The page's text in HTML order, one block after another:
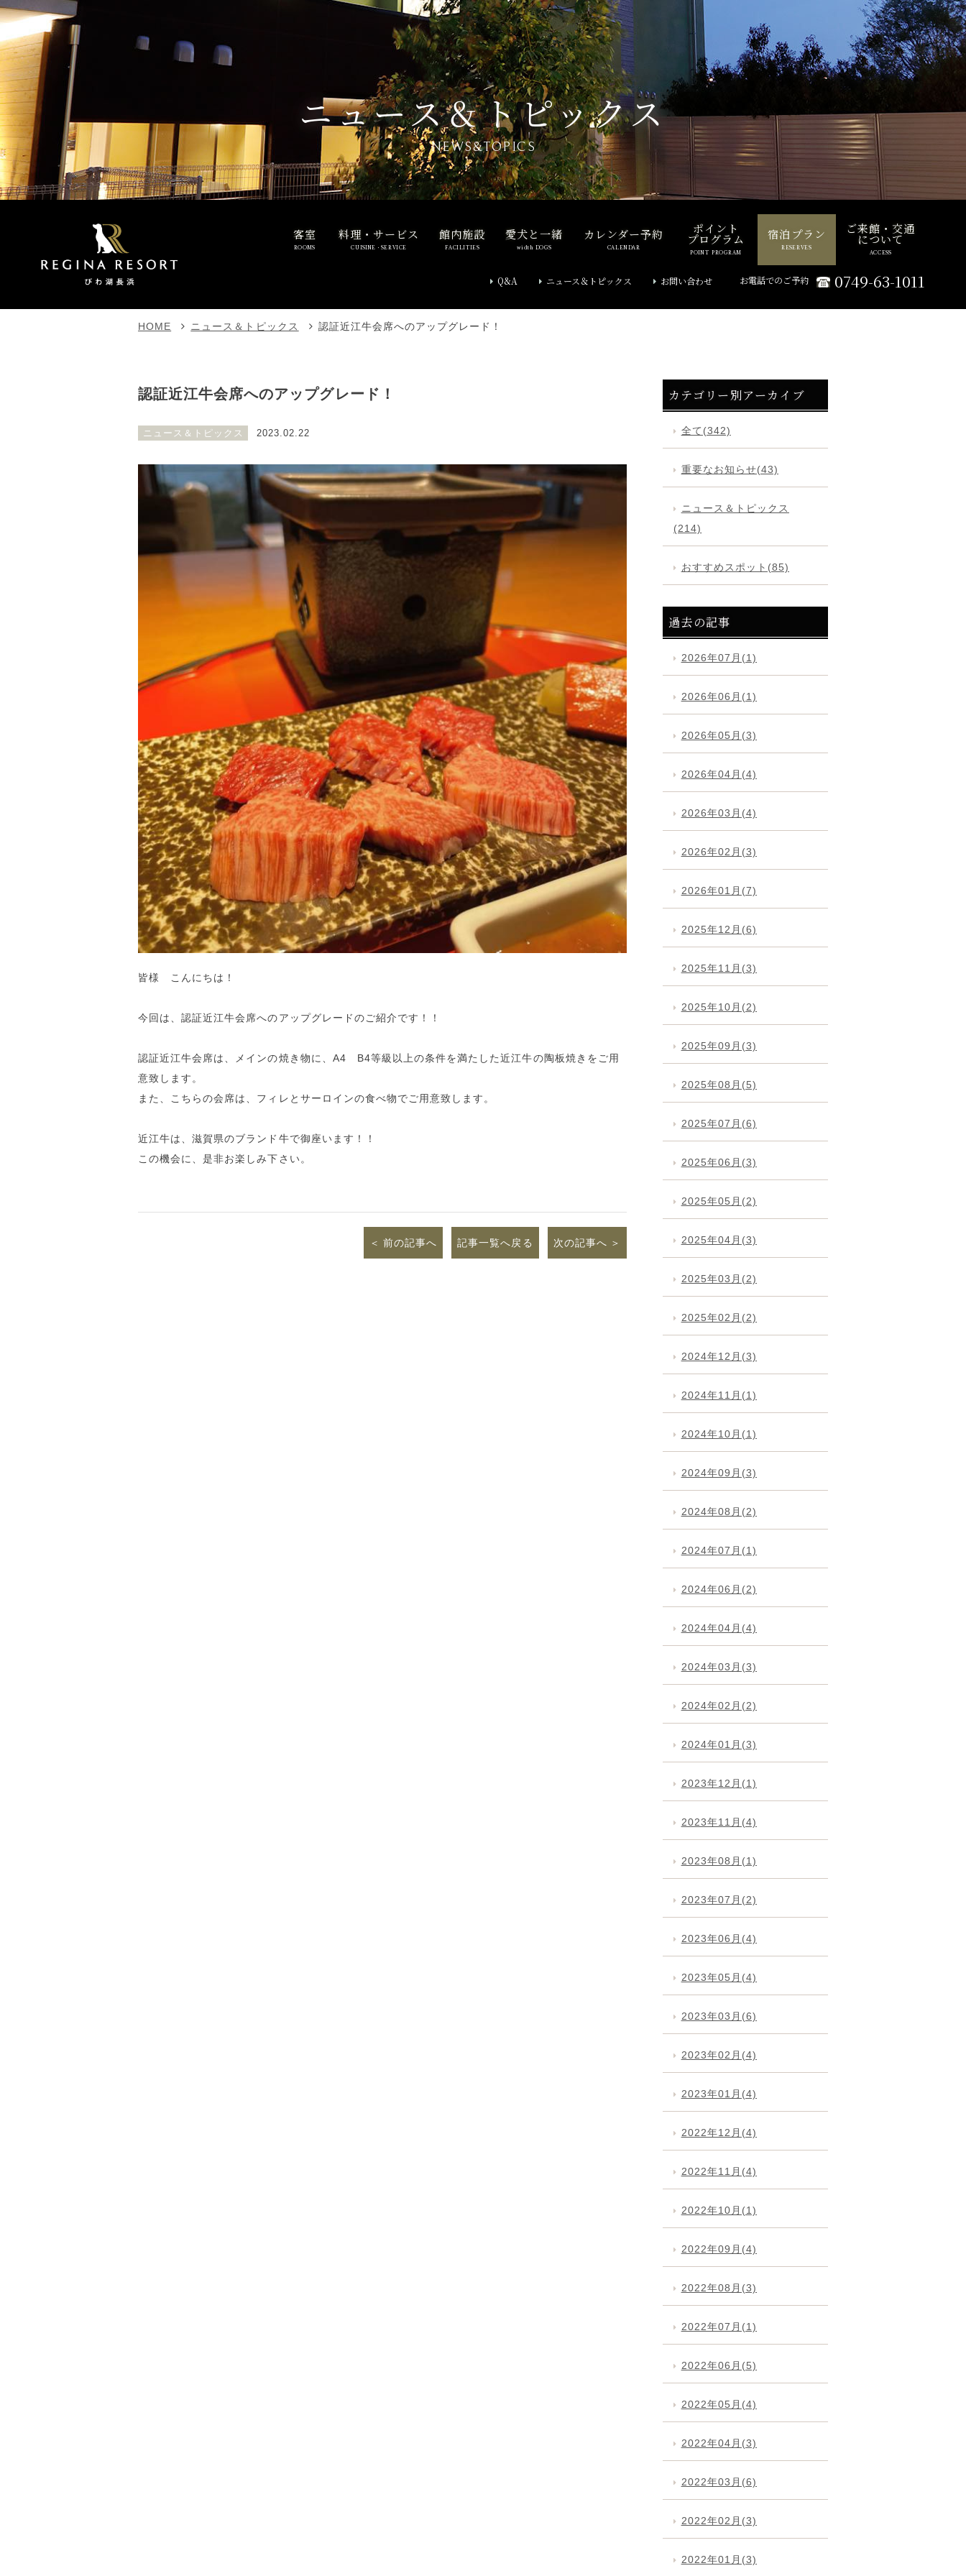
ニュース＆トピックス
NEWS&TOPICS
客室
ROOMS
料理・サービス
CUISINE・SERVICE
館内施設
FACILITIES
愛犬と一緒
width DOGS
カレンダー予約
CALENDAR
ポイント
プログラム
POINT PROGRAM
宿泊プラン
RESERVES
ご来館・交通
について
ACCESS
Q&A ニュース＆トピックス お問い合わせ お電話でのご予約 0749-63-1011
HOME ニュース＆トピックス 認証近江牛会席へのアップグレード！
認証近江牛会席へのアップグレード！
ニュース＆トピックス 2023.02.22
皆様 こんにちは！
今回は、認証近江牛会席へのアップグレードのご紹介です！！
認証近江牛会席は、メインの焼き物に、A4 B4等級以上の条件を満たした近江牛の陶板焼きをご用
意致します。
また、こちらの会席は、フィレとサーロインの食べ物でご用意致します。
近江牛は、滋賀県のブランド牛で御座います！！
この機会に、是非お楽しみ下さい。
前の記事へ 記事一覧へ戻る 次の記事へ
カテゴリー別アーカイブ
全て(342)
重要なお知らせ(43)
ニュース＆トピックス
(214)
おすすめスポット(85)
過去の記事
2026年07月(1)
2026年06月(1)
2026年05月(3)
2026年04月(4)
2026年03月(4)
2026年02月(3)
2026年01月(7)
2025年12月(6)
2025年11月(3)
2025年10月(2)
2025年09月(3)
2025年08月(5)
2025年07月(6)
2025年06月(3)
2025年05月(2)
2025年04月(3)
2025年03月(2)
2025年02月(2)
2024年12月(3)
2024年11月(1)
2024年10月(1)
2024年09月(3)
2024年08月(2)
2024年07月(1)
2024年06月(2)
2024年04月(4)
2024年03月(3)
2024年02月(2)
2024年01月(3)
2023年12月(1)
2023年11月(4)
2023年08月(1)
2023年07月(2)
2023年06月(4)
2023年05月(4)
2023年03月(6)
2023年02月(4)
2023年01月(4)
2022年12月(4)
2022年11月(4)
2022年10月(1)
2022年09月(4)
2022年08月(3)
2022年07月(1)
2022年06月(5)
2022年05月(4)
2022年04月(3)
2022年03月(6)
2022年02月(3)
2022年01月(3)